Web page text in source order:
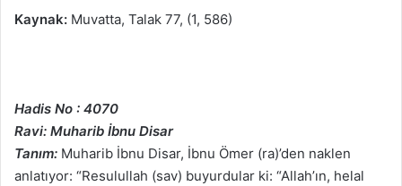
Kaynak: Muvatta, Talak 77, (1, 586)
Hadis No : 4070
Ravi: Muharib İbnu Disar
Tanım: Muharib İbnu Disar, İbnu Ömer (ra)’den naklen
anlatıyor: “Resulullah (sav) buyurdular ki: “Allah’ın, helal